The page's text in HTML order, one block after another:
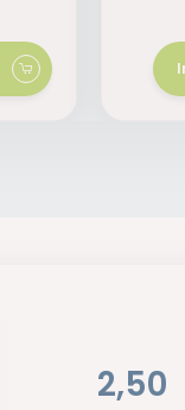
2,50